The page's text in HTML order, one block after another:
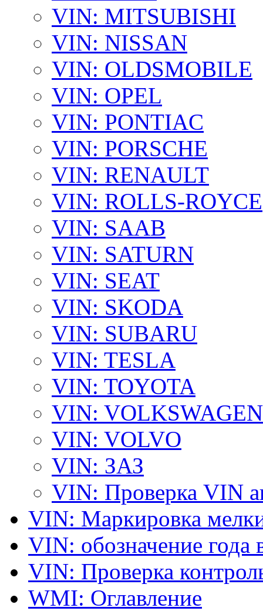
VIN: MITSUBISHI
VIN: NISSAN
VIN: OLDSMOBILE
VIN: OPEL
VIN: PONTIAC
VIN: PORSCHE
VIN: RENAULT
VIN: ROLLS-ROYCE
VIN: SAAB
VIN: SATURN
VIN: SEAT
VIN: SKODA
VIN: SUBARU
VIN: TESLA
VIN: TOYOTA
VIN: VOLKSWAGEN
VIN: VOLVO
VIN: ЗАЗ
VIN: Проверка VIN
VIN: Маркировка
VIN: обозначение года
VIN: Проверка
WMI: Оглавление